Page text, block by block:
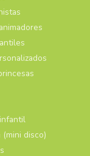
(mini disco)